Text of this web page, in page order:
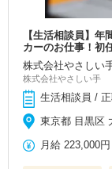
【生活相談員】
カーのお仕事！初
株式会社やさし
株式会社やさしい手
生活相談員 / 正
東京都 目黒区
月給 223,000円